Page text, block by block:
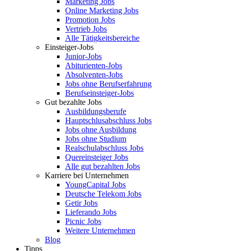
Online Marketing Jobs
Promotion Jobs
Vertrieb Jobs
Alle Tätigkeitsbereiche
Einsteiger-Jobs
Junior-Jobs
Abiturienten-Jobs
Absolventen-Jobs
Jobs ohne Berufserfahrung
Berufseinsteiger-Jobs
Gut bezahlte Jobs
Ausbildungsberufe
Hauptschlusabschluss Jobs
Jobs ohne Ausbildung
Jobs ohne Studium
Realschulabschluss Jobs
Quereinsteiger Jobs
Alle gut bezahlten Jobs
Karriere bei Unternehmen
YoungCapital Jobs
Deutsche Telekom Jobs
Getir Jobs
Lieferando Jobs
Picnic Jobs
Weitere Unternehmen
Blog
Tipps